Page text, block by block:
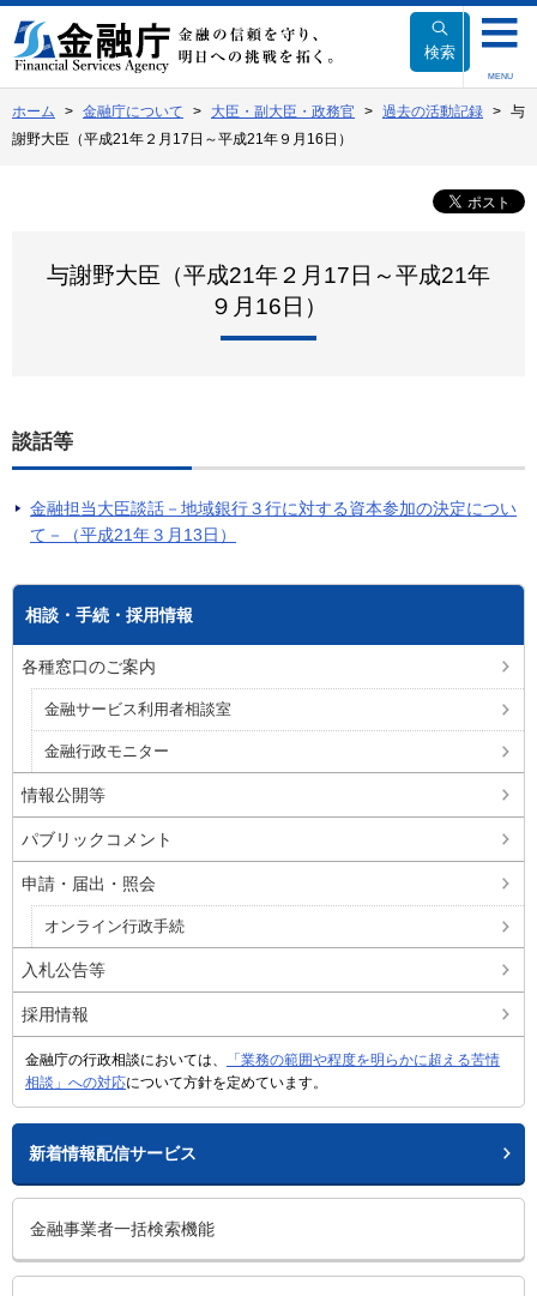
文
へ
動
検索
MENU
ホーム 金融庁について 大臣・副大臣・政務官 過去の活動記録
与
謝野大臣（平成21年２月17日～平成21年９月16日）
与謝野大臣（平成21年２月17日～平成21年
９月16日）
談話等
金融担当大臣談話－地域銀行３行に対する資本参加の決定につい
て－（平成21年３月13日）
相談・手続・採用情報
各種窓口のご案内
金融サービス利用者相談室
金融行政モニター
情報公開等
パブリックコメント
申請・届出・照会
オンライン行政手続
入札公告等
採用情報
金融庁の行政相談においては、
「業務の範囲や程度を明らかに超える苦情
相談」への対応について方針を定めています。
新着情報配信サービス
金融事業者一括検索機能